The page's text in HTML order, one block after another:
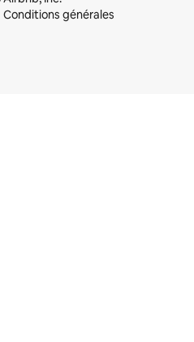
Conditions générales